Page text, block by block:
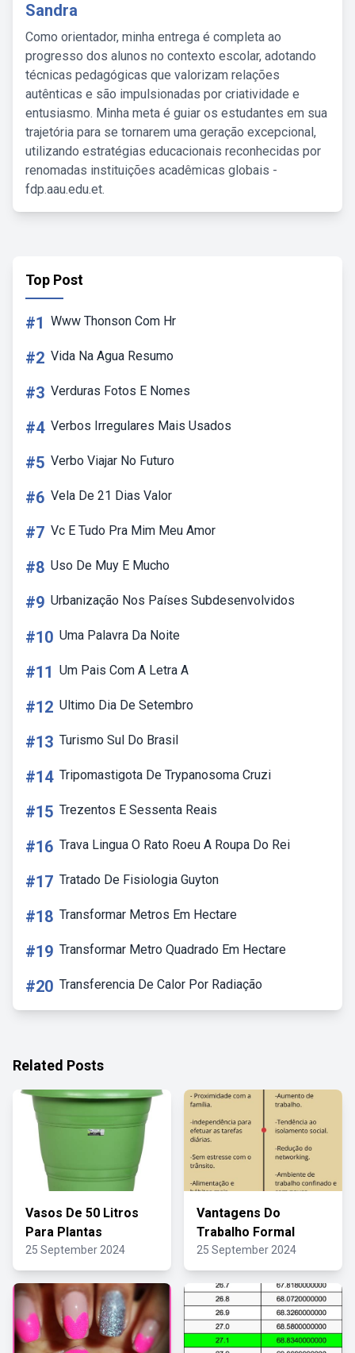
Sandra
Como orientador, minha entrega é completa ao
progresso dos alunos no contexto escolar, adotando
técnicas pedagógicas que valorizam relações
autênticas e são impulsionadas por criatividade e
entusiasmo. Minha meta é guiar os estudantes em sua
trajetória para se tornarem uma geração excepcional,
utilizando estratégias educacionais reconhecidas por
renomadas instituições acadêmicas globais -
fdp.aau.edu.et.
Top Post
#1 Www Thonson Com Hr
#2 Vida Na Agua Resumo
#3 Verduras Fotos E Nomes
#4 Verbos Irregulares Mais Usados
#5 Verbo Viajar No Futuro
#6 Vela De 21 Dias Valor
#7 Vc E Tudo Pra Mim Meu Amor
#8 Uso De Muy E Mucho
#9 Urbanização Nos Países Subdesenvolvidos
#10 Uma Palavra Da Noite
#11 Um Pais Com A Letra A
#12 Ultimo Dia De Setembro
#13 Turismo Sul Do Brasil
#14 Tripomastigota De Trypanosoma Cruzi
#15 Trezentos E Sessenta Reais
#16 Trava Lingua O Rato Roeu A Roupa Do Rei
#17 Tratado De Fisiologia Guyton
#18 Transformar Metros Em Hectare
#19 Transformar Metro Quadrado Em Hectare
#20 Transferencia De Calor Por Radiação
Related Posts
Vasos De 50 Litros
Para Plantas
25 September 2024
Vantagens Do
Trabalho Formal
25 September 2024